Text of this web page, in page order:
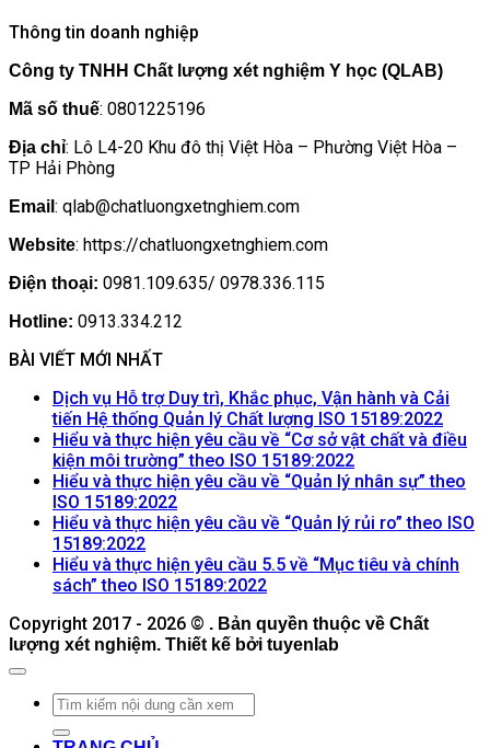
Thông tin doanh nghiệp
Công ty TNHH Chất lượng xét nghiệm Y học (QLAB)
Mã số thuế: 0801225196
Địa chỉ: Lô L4-20 Khu đô thị Việt Hòa – Phường Việt Hòa –
TP Hải Phòng
Email : qlab@chatluongxetnghiem.com
Website: https://chatluongxetnghiem.com
Điện thoại: 0981.109.635/ 0978.336.115
Hotline: 0913.334.212
BÀI VIẾT MỚI NHẤT
Dịch vụ Hỗ trợ Duy trì, Khắc phục, Vận hành và Cải
tiến Hệ thống Quản lý Chất lượng ISO 15189:2022
có
luận
Dịch
Hỗ
Hiểu và thực hiện yêu cầu về “Cơ sở vật chất và điều
kiện môi trường” theo ISO 15189:2022Không
có
luận
Hiểu
hiện
Hiểu và thực hiện yêu cầu về “Quản lý nhân sự” theo
ISO 15189:2022Không
có
luận
ở
và
thực
cầu
Hiểu và thực hiện yêu cầu về “Quản lý rủi ro” theo ISO
15189:2022Không
có
bình
ở
Hiểu
hiện
Hiểu và thực hiện yêu cầu 5.5 về “Mục tiêu và chính
sách” theo ISO 15189:2022Không
bình
luận
Copyright 2017 - 2026 © . Bản quyền thuộc về Chất
lượng xét nghiệm. Thiết kế bởi tuyenlab